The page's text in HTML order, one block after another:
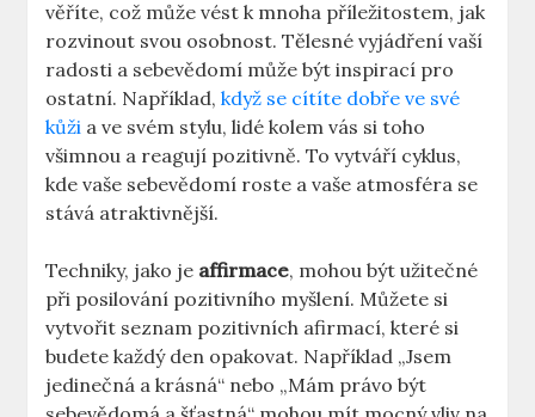
věříte, což může vést k mnoha příležitostem, jak
rozvinout svou osobnost. Tělesné vyjádření vaší
radosti a sebevědomí může být inspirací pro
ostatní. Například,když se cítíte dobře ve své
kůži a ve svém stylu, lidé kolem vás si toho
všimnou a reagují pozitivně. To vytváří cyklus,
kde vaše sebevědomí roste a vaše atmosféra se
stává atraktivnější.
Techniky, jako je affirmace, mohou být užitečné
při posilování pozitivního myšlení. Můžete si
vytvořit seznam pozitivních afirmací, které si
budete každý den opakovat. Například „Jsem
jedinečná a krásná“ nebo „Mám právo být